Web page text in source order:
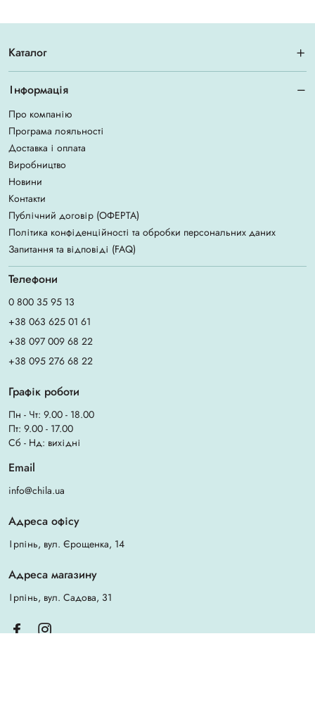
Каталог
Інформація
Про компанію
Програма лояльності
Доставка і оплата
Виробництво
Новини
Контакти
Публічний договір (ОФЕРТА)
Політика конфіденційності та обробки персональних даних
Запитання та відповіді (FAQ)
Телефони
0 800 35 95 13
+38 063 625 01 61
+38 097 009 68 22
+38 095 276 68 22
Графік роботи
Пн - Чт: 9.00 - 18.00
Пт: 9.00 - 17.00
Сб - Нд: вихідні
Email
info@chila.ua
Адреса офісу
Ірпінь, вул. Єрощенка, 14
Адреса магазину
Ірпінь, вул. Садова, 31